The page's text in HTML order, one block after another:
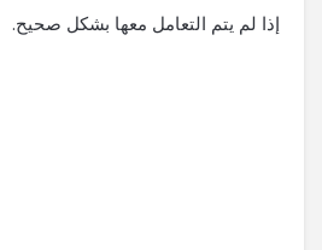
إذا لم يتم التعامل معها بشكل صحيح.